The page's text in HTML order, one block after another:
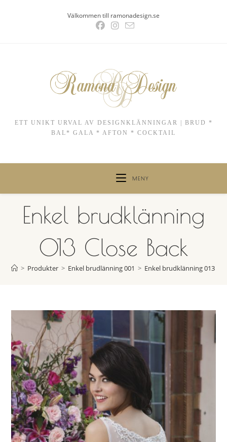
Välkommen till ramonadesign.se
ETT UNIKT URVAL AV DESIGNKLÄNNINGAR | BRUD *
BAL* GALA * AFTON * COCKTAIL
MENY
Enkel brudklänning
013 Close Back
> Produkter > Enkel brudlänning 001 > Enkel brudklänning 013